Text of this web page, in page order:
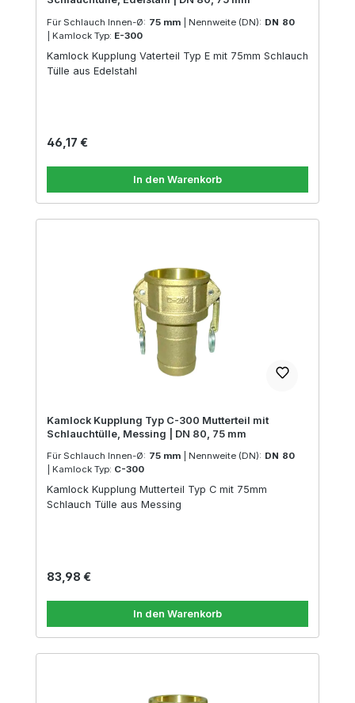
Für Schlauch Innen-Ø: 75 mm Nennweite (DN): DN 80
Kamlock Typ: E-300
Kamlock Kupplung Vaterteil Typ E mit 75mm Schlauch
Tülle aus Edelstahl
Regulärer Preis:
46,17 €
In den Warenkorb
Kamlock Kupplung Typ C-300 Mutterteil mit
Schlauchtülle, Messing | DN 80, 75 mm
Für Schlauch Innen-Ø: 75 mm Nennweite (DN): DN 80
Kamlock Typ: C-300
Kamlock Kupplung Mutterteil Typ C mit 75mm
Schlauch Tülle aus Messing
Regulärer Preis:
83,98 €
In den Warenkorb